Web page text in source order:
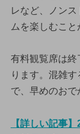
レなど、ノン
ムを楽しむこと
有料観覧席は終
ります。混雑
で、早めのおで
【詳しい記事